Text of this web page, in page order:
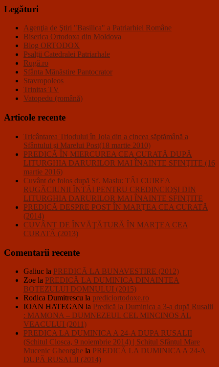
Legături
Agenţia de Ştiri "Basilica" a Patriarhiei Române
Biserica Ortodoxa din Moldova
Blog ORTODOX
Psalţii Catedralei Patriarhale
Rugă.ro
Sfânta Mănăstire Pantocrator
Stavropoleos
Trinitas TV
Vatopedu (română)
Articole recente
Tricântarea Triodului în Joia din a cincea săptămână a
Sfântului şi Marelui Post(18 martie 2010)
PREDICĂ ÎN MIERCUREA CEA CURATĂ DUPĂ
LITURGHIA DARURILOR MAI ÎNAINTE SFINŢITE (16
martie 2016)
Cuvânt de folos după Sf. Maslu: TÂLCUIREA
RUGĂCIUNII ÎNTÂI PENTRU CREDINCIOŞI DIN
LITURGHIA DARURILOR MAI ÎNAINTE SFINŢITE
PREDICĂ DESPRE POST ÎN MARŢEA CEA CURATĂ
(2014)
CUVÂNT DE ÎNVĂŢĂTURĂ ÎN MARŢEA CEA
CURATĂ (2013)
Comentarii recente
Galiuc la PREDICĂ LA BUNAVESTIRE (2012)
Zoe la PREDICĂ LA DUMINICA DINAINTEA
BOTEZULUI DOMNULUI (2015)
Rodica Dumitrescu la prediciortodoxe.ro
IOAN HATEGAN la Predică la Duminica a 3-a după Rusalii
: MAMONA – DUMNEZEUL CEL MINCINOS AL
VEACULUI (2011)
PREDICA LA DUMINICA A 24-A DUPA RUSALII
(Schitul Closca, 9 noiembrie 2014) | Schitul Sfântul Mare
Mucenic Gheorghe la PREDICĂ LA DUMINICA A 24-A
DUPĂ RUSALII (2014)